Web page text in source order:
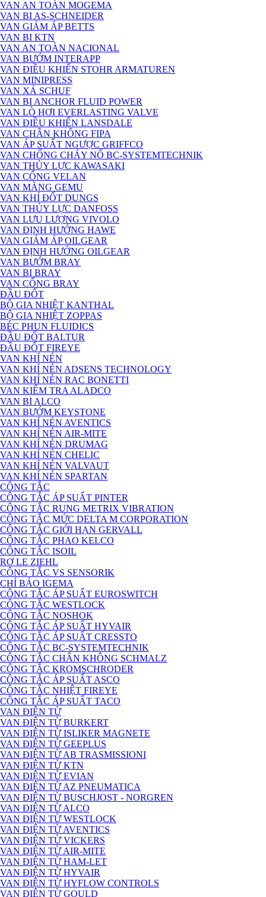
VAN AN TOÀN MOGEMA
VAN BI AS-SCHNEIDER
VAN GIẢM ÁP BETTS
VAN BI KTN
VAN AN TOÀN NACIONAL
VAN BƯỚM INTERAPP
VAN ĐIỀU KHIỂN STOHR ARMATUREN
VAN MINIPRESS
VAN XẢ SCHUF
VAN BI ANCHOR FLUID POWER
VAN LÒ HƠI EVERLASTING VALVE
VAN ĐIỀU KHIỂN LANSDALE
VAN CHÂN KHÔNG FIPA
VAN ÁP SUẤT NGƯỢC GRIFFCO
VAN CHỐNG CHÁY NỔ BC-SYSTEMTECHNIK
VAN THỦY LỰC KAWASAKI
VAN CỔNG VELAN
VAN MÀNG GEMU
VAN KHÍ ĐỐT DUNGS
VAN THỦY LỰC DANFOSS
VAN LƯU LƯỢNG VIVOLO
VAN ĐỊNH HƯỚNG HAWE
VAN GIẢM ÁP OILGEAR
VAN ĐỊNH HƯỚNG OILGEAR
VAN BƯỚM BRAY
VAN BI BRAY
VAN CỔNG BRAY
ĐẦU ĐỐT
BỘ GIA NHIỆT KANTHAL
BỘ GIA NHIỆT ZOPPAS
BÉC PHUN FLUIDICS
ĐẦU ĐỐT BALTUR
ĐẦU ĐỐT FIREYE
VAN KHÍ NÉN
VAN KHÍ NÉN ADSENS TECHNOLOGY
VAN KHÍ NÉN RAC BONETTI
VAN KIỂM TRA ALADCO
VAN BI ALCO
VAN BƯỚM KEYSTONE
VAN KHÍ NÉN AVENTICS
VAN KHÍ NÉN AIR-MITE
VAN KHÍ NÉN DRUMAG
VAN KHÍ NÉN CHELIC
VAN KHÍ NÉN VALVAUT
VAN KHÍ NÉN SPARTAN
CÔNG TẮC
CÔNG TẮC ÁP SUẤT PINTER
CÔNG TẮC RUNG METRIX VIBRATION
CÔNG TẮC MỨC DELTA M CORPORATION
CÔNG TẮC GIỚI HẠN GERVALL
CÔNG TẮC PHAO KELCO
CÔNG TẮC ISOIL
RƠ LE ZIEHL
CÔNG TẮC VS SENSORIK
CHỈ BÁO IGEMA
CÔNG TẮC ÁP SUẤT EUROSWITCH
CÔNG TẮC WESTLOCK
CÔNG TẮC NOSHOK
CÔNG TẮC ÁP SUẤT HYVAIR
CÔNG TẮC ÁP SUẤT CRESSTO
CÔNG TẮC BC-SYSTEMTECHNIK
CÔNG TẮC CHÂN KHÔNG SCHMALZ
CÔNG TẮC KROMSCHRODER
CÔNG TẮC ÁP SUẤT ASCO
CÔNG TẮC NHIỆT FIREYE
CÔNG TẮC ÁP SUẤT TACO
VAN ĐIỆN TỪ
VAN ĐIỆN TỪ BURKERT
VAN ĐIỆN TỪ ISLIKER MAGNETE
VAN ĐIỆN TỪ GEEPLUS
VAN ĐIỆN TỪ AB TRASMISSIONI
VAN ĐIỆN TỪ KTN
VAN ĐIỆN TỪ EVIAN
VAN ĐIỆN TỪ AZ PNEUMATICA
VAN ĐIỆN TỪ BUSCHJOST - NORGREN
VAN ĐIỆN TỪ ALCO
VAN ĐIỆN TỪ WESTLOCK
VAN ĐIỆN TỪ AVENTICS
VAN ĐIỆN TỪ VICKERS
VAN ĐIỆN TỪ AIR-MITE
VAN ĐIỆN TỪ HAM-LET
VAN ĐIỆN TỪ HYVAIR
VAN ĐIỆN TỪ HYFLOW CONTROLS
VAN ĐIỆN TỪ GOULD